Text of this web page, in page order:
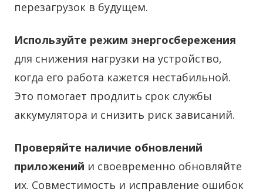
перезагрузок в будущем.
Используйте режим энергосбережения
для снижения нагрузки на устройство,
когда его работа кажется нестабильной.
Это помогает продлить срок службы
аккумулятора и снизить риск зависаний.
Проверяйте наличие обновлений
приложений и своевременно обновляйте
их. Совместимость и исправление ошибок